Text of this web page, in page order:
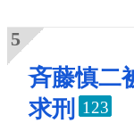
斉藤慎二
求刑
123